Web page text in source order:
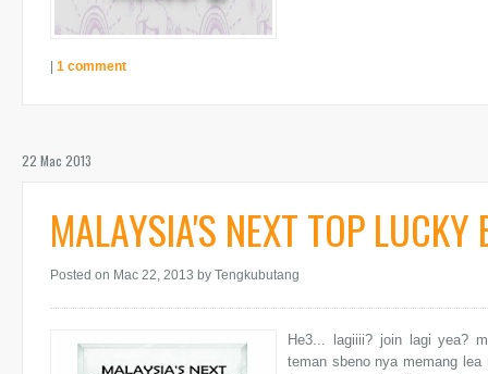
1 comment
22 Mac 2013
MALAYSIA'S NEXT TOP
Posted on Mac 22, 2013 by Tengkubutang
He3... lagiiii? join lagi yea?
teman sbeno nya memang